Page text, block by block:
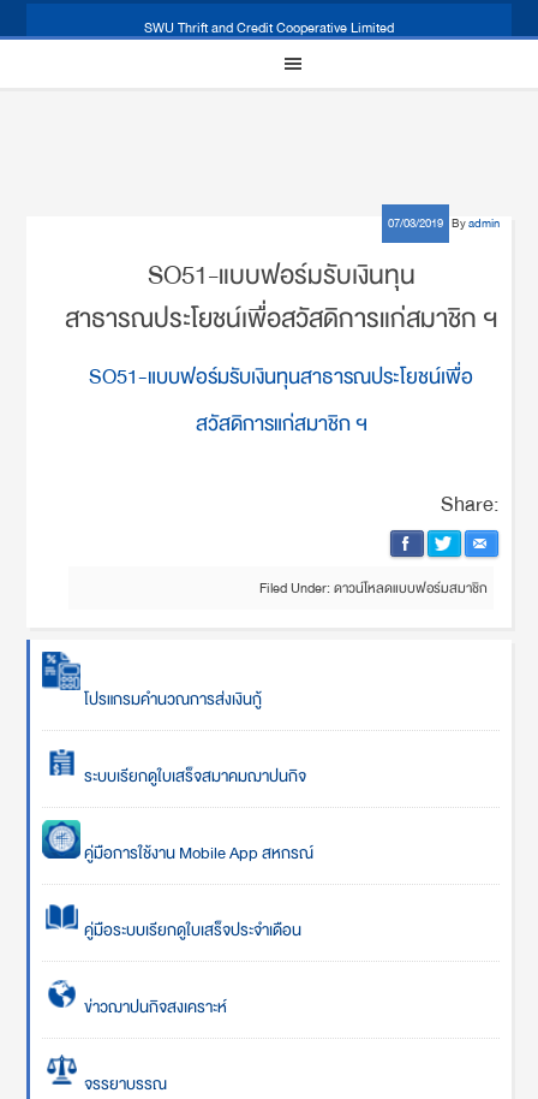
SWU Thrift and Credit Cooperative Limited
07/03/2019 Byadmin
SO51-แบบฟอร์มรับเงินทุน
สาธารณประโยชน์เพื่อสวัสดิการแก่สมาชิก ฯ
SO51-แบบฟอร์มรับเงินทุนสาธารณประโยชน์เพื่อ
สวัสดิการแก่สมาชิก ฯ
Share:
Filed Under:ดาวน์โหลดแบบฟอร์มสมาชิก
โปรแกรมคำนวณการส่งเงินกู้
ระบบเรียกดูใบเสร็จสมาคมฌาปนกิจ
คู่มือการใช้งาน Mobile App สหกรณ์
คู่มือระบบเรียกดูใบเสร็จประจำเดือน
ข่าวฌาปนกิจสงเคราะห์
จรรยาบรรณ